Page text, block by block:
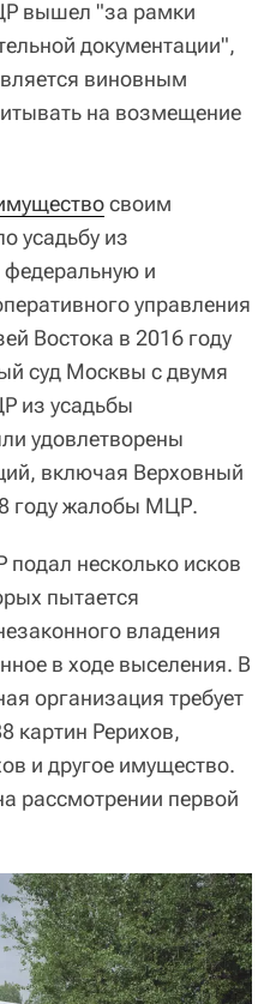
вышел "за рамки
документации",
виновным
на возмещение
своим
усадьбу из
федеральную и
управления
Востока в 2016 году
суд Москвы с двумя
из усадьбы
удовлетворены
включая Верховный
году жалобы МЦР.
несколько исков
пытается
владения
в ходе выселения. В
организация требует
картин Рерихов,
и другое имущество.
рассмотрении первой